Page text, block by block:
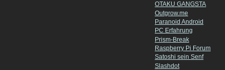
OTAKU GANGSTA
Outgrow.me
Paranoid Android
PC Erfahrung
Prism-Break
Raspberry Pi Forum
Satoshi sein Senf
Slashdot